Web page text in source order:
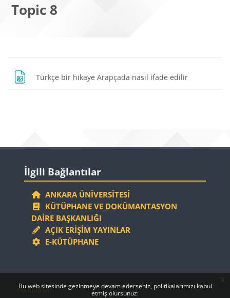
Bu web sitesinde gezinmeye devam ederseniz, politikalarımızı kabul
etmiş olursunuz:
x
Topic 8
Bloklar
Bölüm anahatları
Türkçe bir hikaye Arapçada nasıl ifade edilir
Bloklar
İlgili Bağlantılar
ANKARA ÜNIVERSITESI
KÜTÜPHANE VE DOKÜMANTASYON
DAIRE BAŞKANLIĞI
AÇIK ERIŞIM YAYINLAR
E-KÜTÜPHANE
Bloklar
Bloklar
Politikalar